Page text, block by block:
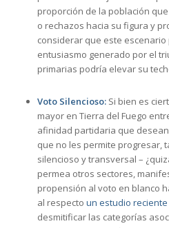
proporción de la población
o rechazos hacia su figura y
considerar que este
entusiasmo generado por el
primarias podría elevar su
Voto Silencioso: Si bien es
mayor en Tierra del Fuego
afinidad partidaria que
que no les permite progresar,
silencioso y transversal –
permea otros sectores,
propensión al voto en blanco
al respecto un estudio reciente
desmitificar las categorías